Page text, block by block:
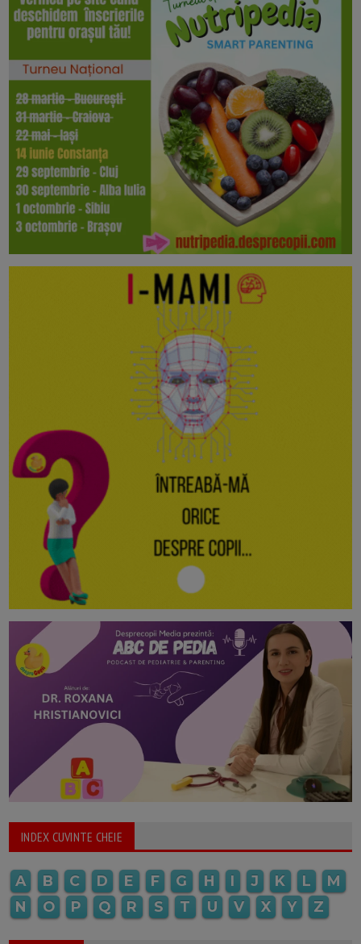
INDEX CUVINTE CHEIE
A B C D E F G H I J K L
M
N
O P Q R S T U V X Y Z